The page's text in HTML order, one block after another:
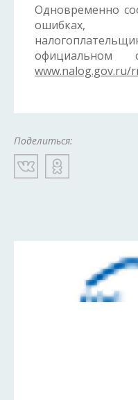
Одновременно
ошибках,
официальном
www.nalog.gov.ru/
Поделиться: